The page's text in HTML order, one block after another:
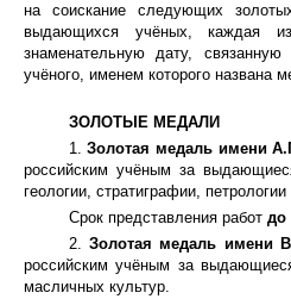
на соискание следующих
выдающихся учёных, каждая
знаменательную дату,
учёного, именем которого названа
ЗОЛОТЫЕ МЕДАЛИ
1.Золотая медаль имени
российским учёным за
геологии, стратиграфии,
Срок представления работ до
2.Золотая медаль имени
российским учёным за
масличных культур.